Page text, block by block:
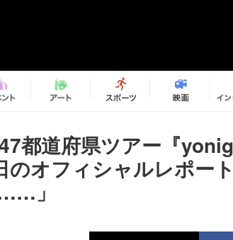
都道府県ツアー『
オフィシャルレポー
」